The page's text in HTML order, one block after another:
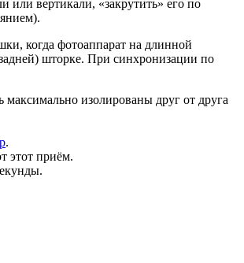
вертикали, «закрутить» его по
когда фотоаппарат на длинной
шторке. При синхронизации по
изолированы друг от друга
.
этот приём.